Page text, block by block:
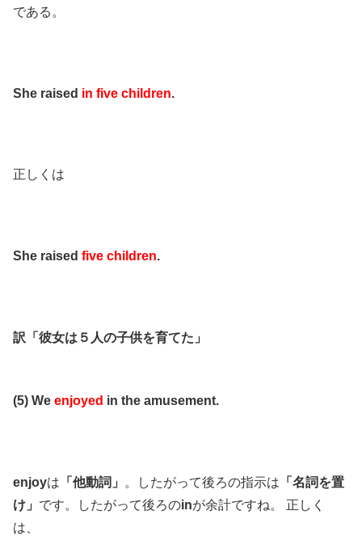
である。
She raised in five children.
正しくは
She raised five children.
訳「彼女は５人の子供を育てた」
(5) We enjoyed in the amusement.
enjoyは 「他動詞」 。したがって後ろの指示は 「名詞を置
け」 です。したがって後ろのinが余計ですね。 正しく
は、